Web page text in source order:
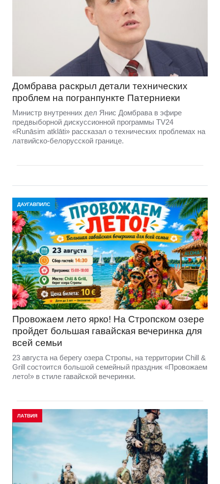
Домбравa раскрыл детали технических
проблем на погранпункте Патерниеки
Министр внутренних дел Янис Домбрава в эфире
предвыборной дискуссионной программы TV24
«Runāsim atklāti» рассказал о технических проблемах на
латвийско-белорусской границе.
ДАУГАВПИЛС
Провожаем лето ярко! На Стропском озере
пройдет большая гавайская вечеринка для
всей семьи
23 августа на берегу озера Стропы, на территории Chill &
Grill состоится большой семейный праздник «Провожаем
лето!» в стиле гавайской вечеринки.
ЛАТВИЯ